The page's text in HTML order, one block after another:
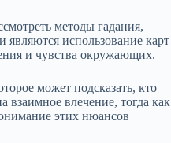
методы гадания,
использование карт
и чувства окружающих.
может подсказать, кто
влечение, тогда как
этих нюансов